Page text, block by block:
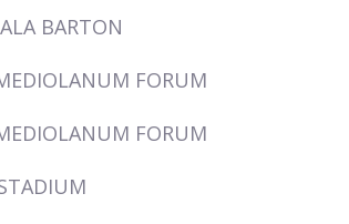
BARTON
FORUM
FORUM